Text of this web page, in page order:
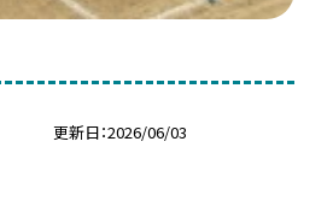
更新日 2026/06/03